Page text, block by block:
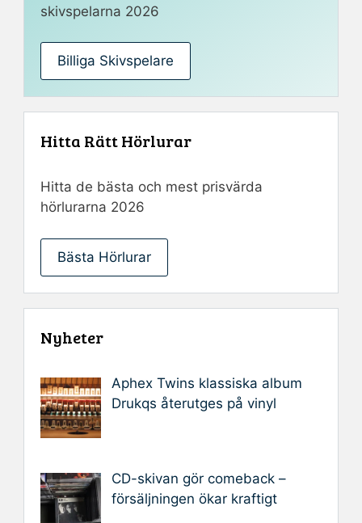
skivspelarna 2026
Billiga Skivspelare
Hitta Rätt Hörlurar
Hitta de bästa och mest prisvärda
hörlurarna 2026
Bästa Hörlurar
Nyheter
Aphex Twins klassiska album
Drukqs återutges på vinyl
CD-skivan gör comeback –
försäljningen ökar kraftigt